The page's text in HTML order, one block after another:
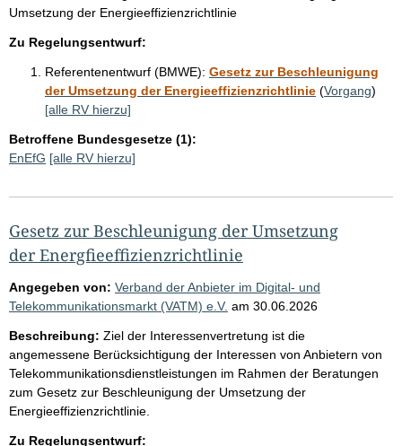
Umsetzung der Energieeffizienzrichtlinie
Zu Regelungsentwurf:
Referentenentwurf (BMWE): Gesetz zur Beschleunigung
der Umsetzung der Energieeffizienzrichtlinie (Vorgang)
[alle RV hierzu]
Betroffene Bundesgesetze (1):
EnEfG [alle RV hierzu]
Gesetz zur Beschleunigung der Umsetzung
der Energfieeffizienzrichtlinie
Angegeben von: Verband der Anbieter im Digital- und
Telekommunikationsmarkt (VATM) e.V. am 30.06.2026
Beschreibung: Ziel der Interessenvertretung ist die
angemessene Berücksichtigung der Interessen von Anbietern von
Telekommunikationsdienstleistungen im Rahmen der Beratungen
zum Gesetz zur Beschleunigung der Umsetzung der
Energieeffizienzrichtlinie.
Zu Regelungsentwurf: